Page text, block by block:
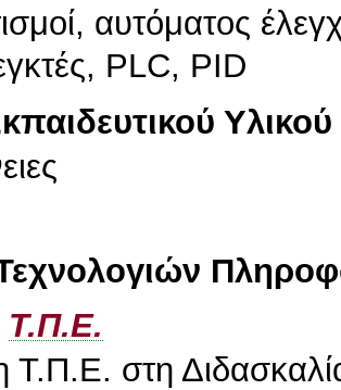
αυτόματος
PLC, PID
Υλικού
Τ.Π.Ε.
Τ.Π.Ε. στη